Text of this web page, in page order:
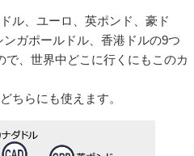
ル、ユーロ、英ポンド、豪ド
ガポールドル、香港ドルの9つ
、世界中どこに行くにもこのカ
ちらにも使えます。